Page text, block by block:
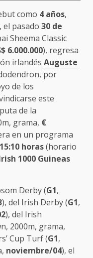
como 4 años,
el pasado 30 de
Sheema Classic
6.000.000), regresa
irlandés Auguste
por
de los
este
de la
grama, €
en un programa
15:10 horas(horario
1000 Guineas
Derby (G1,
), del Irish Derby (G1,
), del Irish
2000m, grama,
Cup Turf (G1,
noviembre/04), el